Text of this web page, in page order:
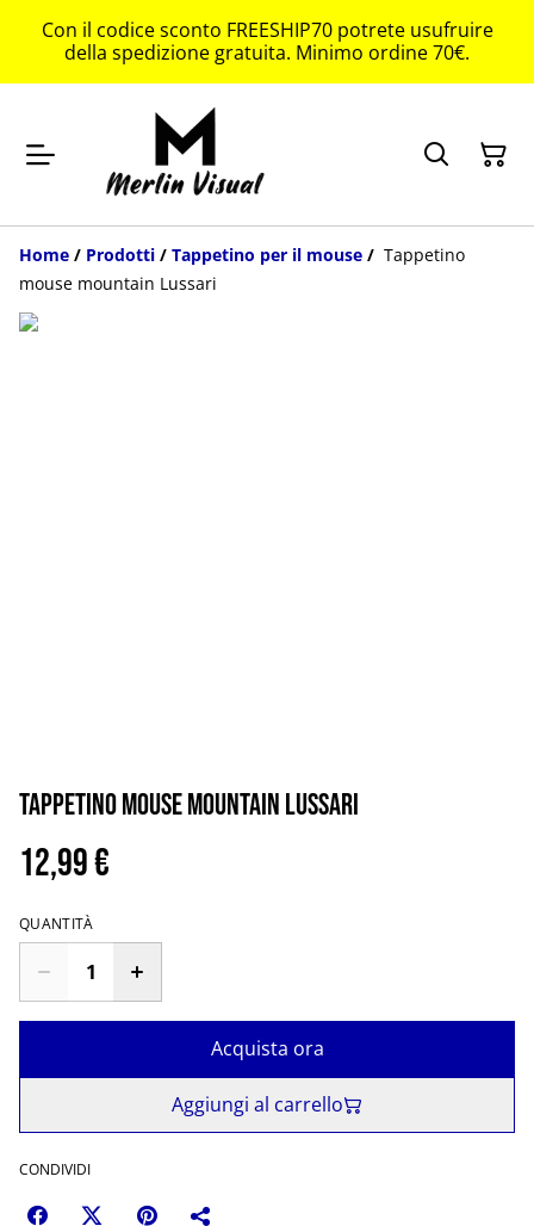
Con il codice sconto FREESHIP70 potrete usufruire
della spedizione gratuita. Minimo ordine 70€.
Home / Prodotti / Tappetino per il mouse / Tappetino
mouse mountain Lussari
Tappetino mouse mountain Lussari
12,99 €
QUANTITÀ
Acquista ora
Aggiungi al carrello
CONDIVIDI